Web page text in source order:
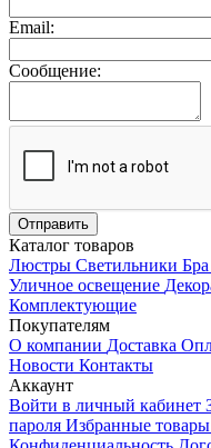
Email:
Сообщение:
Каталог товаров
Люстры Светильники Бра
Уличное освещение
Комплектующие
Покупателям
О компании Доставка
Новости Контакты
Аккаунт
Войти в личный кабинет
пароля Избранные товары